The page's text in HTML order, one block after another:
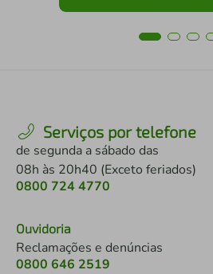
Serviços por telefone
de segunda a sábado das
08h às 20h40 (Exceto feriados)
0800 724 4770
Ouvidoria
Reclamações e denúncias
0800 646 2519